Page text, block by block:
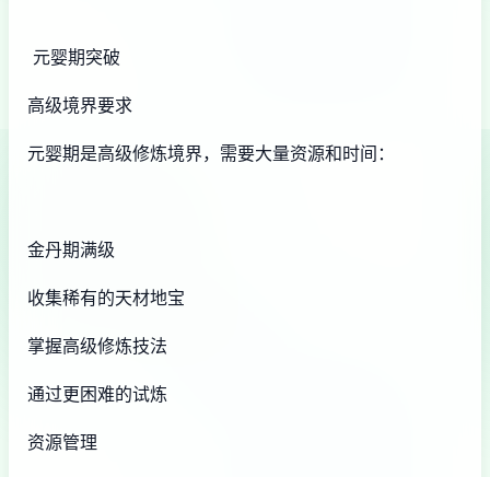
元婴期突破
高级境界要求
元婴期是高级修炼境界，需要大量资源和时间：
金丹期满级
收集稀有的天材地宝
掌握高级修炼技法
通过更困难的试炼
资源管理